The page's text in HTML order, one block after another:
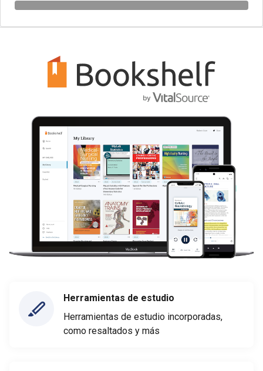
Herramientas de estudio
Herramientas de estudio incorporadas,
como resaltados y más